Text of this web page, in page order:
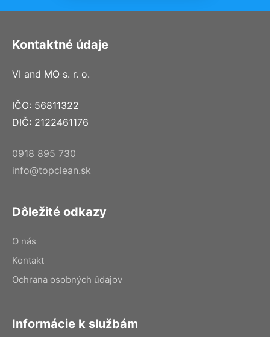
Kontaktné údaje
VI and MO s. r. o.
IČO: 56811322
DIČ: 2122461176
0918 895 730
info@topclean.sk
Dôležité odkazy
O nás
Kontakt
Ochrana osobných údajov
Informácie k službám